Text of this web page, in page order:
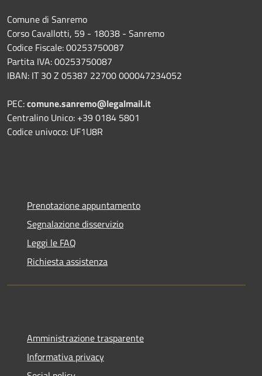
Comune di Sanremo
Corso Cavallotti, 59 - 18038 - Sanremo
Codice Fiscale: 00253750087
Partita IVA: 00253750087
IBAN: IT 30 Z 05387 22700 000047234052
PEC:comune.sanremo@legalmail.it
Centralino Unico: +39 0184 5801
Codice univoco: UF1U8R
Prenotazione appuntamento
Segnalazione disservizio
Leggi le FAQ
Richiesta assistenza
Amministrazione trasparente
Informativa privacy